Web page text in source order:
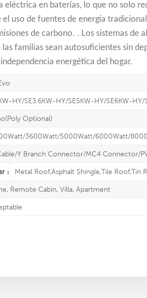
eléctrica en baterías, lo que no solo
uso de fuentes de energía
de carbono. . Los sistemas de
familias sean autosuficientes sin
energética del hogar.
HY/SE3.6KW-HY/SE5KW-HY/SE6KW-
Optional)
3600Watt/5000Watt/6000Watt/
Y Branch Connector/MC4 Connector/
: Metal Roof,Asphalt Shingle,Tile Roof,Tin
Remote Cabin, Villa, Apartment